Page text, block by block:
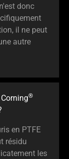
donc
il ne peut
autre
®
en PTFE
résidu
les